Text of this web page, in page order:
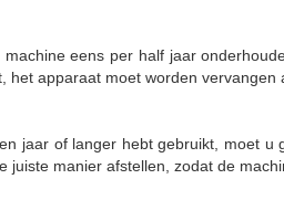
eens per half jaar
het apparaat moet worden vervangen
jaar of langer hebt gebruikt, moet
juiste manier afstellen, zodat de